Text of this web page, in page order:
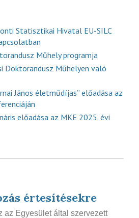
Statisztikai Hivatal EU-SILC
Műhely programja
Doktorandusz Műhelyen való
János életműdíjas” előadása az
előadása az MKE 2025. évi
értesítésekre
az Egyesület által szervezett